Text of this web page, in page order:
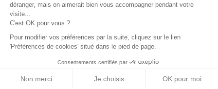
déranger, mais on aimerait bien vous accompagner pendant votre
visite...
C'est OK pour vous ?
Pour modifier vos préférences par la suite, cliquez sur le lien
'Préférences de cookies' situé dans le pied de page.
Consentements certifiés par
Non merci Je choisis OK pour moi
Je suis architecte
Je suis une entreprise
Je suis maître d'oeuvre
Je suis un architecte d'intérieur
Je suis décorateur